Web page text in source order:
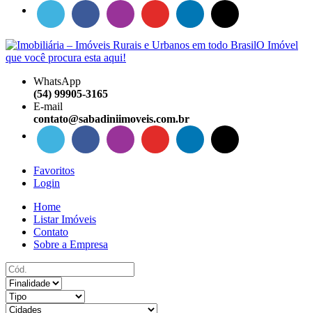
WhatsApp
(54) 99905-3165
E-mail
contato@sabadiniimoveis.com.br
Favoritos
Login
Home
Listar Imóveis
Contato
Sobre a Empresa